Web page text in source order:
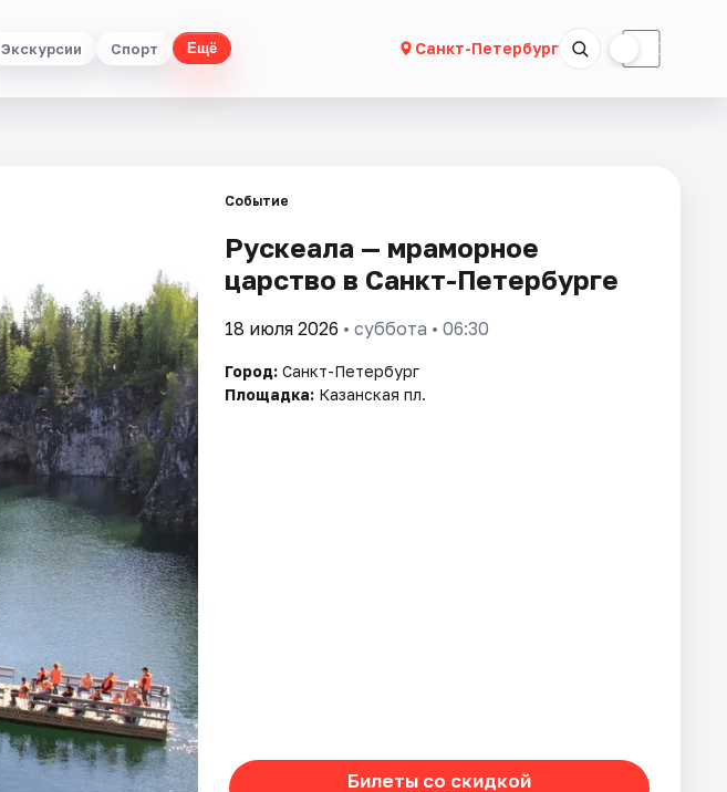
Экскурсии Спорт Ещё Санкт-Петербург ☾
Событие
Рускеала — мраморное
царство в Санкт-Петербурге
18 июля 2026 • суббота • 06:30
Город: Санкт-Петербург
Площадка: Казанская пл.
Билеты со скидкой